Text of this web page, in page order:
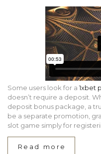
Some users look for a 1xbet
doesn’t require a deposit.
deposit bonus package, a
be a separate promotion,
slot game simply for
Read more